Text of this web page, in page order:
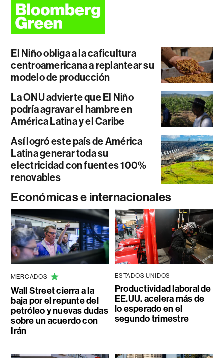
El Niño obliga a la caficultura
centroamericana a replantear su
modelo de producción
La ONU advierte que El Niño
podría agravar el hambre en
América Latina y el Caribe
Así logró este país de América
Latina generar toda su
electricidad con fuentes 100%
renovables
Económicas e internacionales
MERCADOS
Wall Street cierra a la
baja por el repunte del
petróleo y nuevas dudas
sobre un acuerdo con
Irán
ESTADOS UNIDOS
Productividad laboral de
EE.UU. acelera más de
lo esperado en el
segundo trimestre